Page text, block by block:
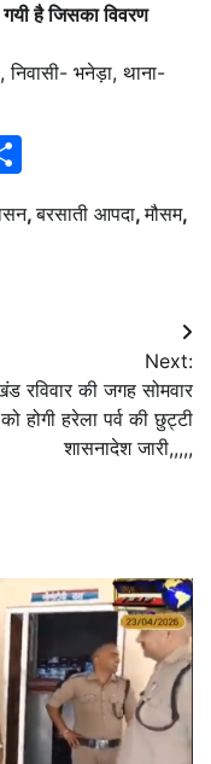
है जिसका विवरण
भनेड़ा, थाना-
,बरसाती आपदा,मौसम,
Next:
रविवार की जगह सोमवार
को होगी हरेला पर्व की छुट्टी
शासनादेश जारी,,,,,